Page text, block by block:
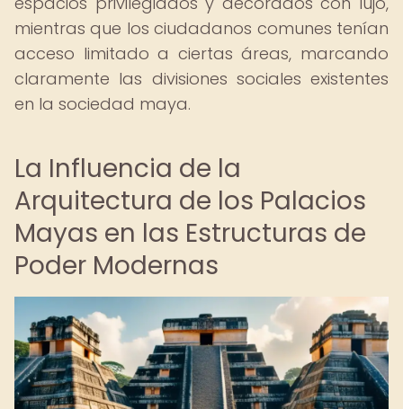
mientras que los ciudadanos comunes tenían
acceso limitado a ciertas áreas, marcando
claramente las divisiones sociales existentes
en la sociedad maya.
La Influencia de la
Arquitectura de los Palacios
Mayas en las Estructuras de
Poder Modernas